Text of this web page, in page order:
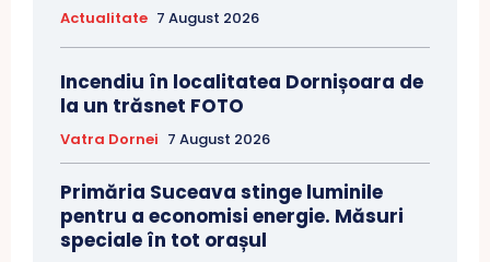
Actualitate 7 August 2026
Incendiu în localitatea Dornișoara de
la un trăsnet FOTO
Vatra Dornei 7 August 2026
Primăria Suceava stinge luminile
pentru a economisi energie. Măsuri
speciale în tot orașul